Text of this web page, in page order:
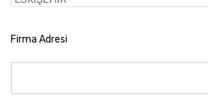
Firma Adresi